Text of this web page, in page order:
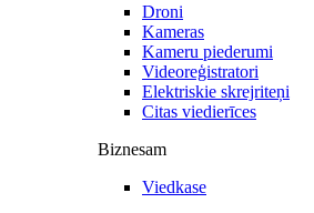
Droni
Kameras
Kameru piederumi
Videoreģistratori
Elektriskie skrejriteņi
Citas viedierīces
Biznesam
Viedkase